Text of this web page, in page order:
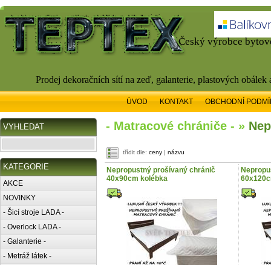
Český výrobce
Prodej dekoračních sítí na zeď, galanterie, plastových
ÚVOD KONTAKT OBCHODNÍ
VYHLEDAT
KATEGORIE
AKCE
NOVINKY
- Šicí stroje LADA -
- Overlock LADA -
- Galanterie -
- Metráž látek -
- Matracové chrániče - »
třídit dle: ceny | názvu
Nepropustný prošívaný chránič
40x90cm kolébka